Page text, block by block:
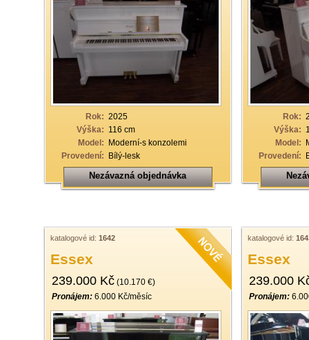
Rok: 2025
Výška: 116 cm
Model: Moderní-s konzolemi
Provedení: Bílý-lesk
Nezávazná objednávka
Rok:
Výška:
Model:
Provedení:
katalogové id: 1642
Essex
239.000 Kč (10.170 €)
Pronájem: 6.000 Kč/měsíc
katalogové id:
Essex
239.000
Pronájem: